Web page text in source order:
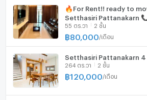
รพ.สิรินธร : 6.6 กม.
รพ.วิภาราม : 5 กม.
รพ.การุญเวชสุขาภิบาล 3 : 11.7 กม.
ARL หัวหมาก : 5.3 กม.
สวนหลวง ร.9 : 3.1 กม.
สนามบินสุวรรณภูมิ : 15.5 กม.
เครื่องซักผ้า
ไมโครเวฟ
🔥For Rent!! ready to
Setthasiri Pattanakarn
55 ตร.วา 2 ชั้น
฿80,000 /เดือน
Setthasiri Pattanakarn
264 ตร.วา 2 ชั้น
฿120,000 /เดือน